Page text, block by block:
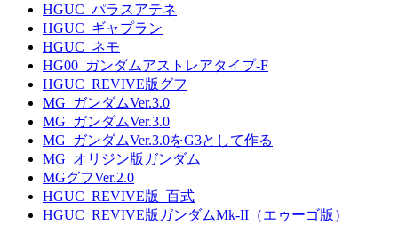
HGUC_パラスアテネ
HGUC_ギャプラン
HGUC_ネモ
HG00_ガンダムアストレアタイプ-F
HGUC_REVIVE版グフ
MG_ガンダムVer.3.0
MG_ガンダムVer.3.0
MG_ガンダムVer.3.0をG3として作る
MG_オリジン版ガンダム
MGグフVer.2.0
HGUC_REVIVE版_百式
HGUC_REVIVE版ガンダムMk-II（エゥーゴ版）